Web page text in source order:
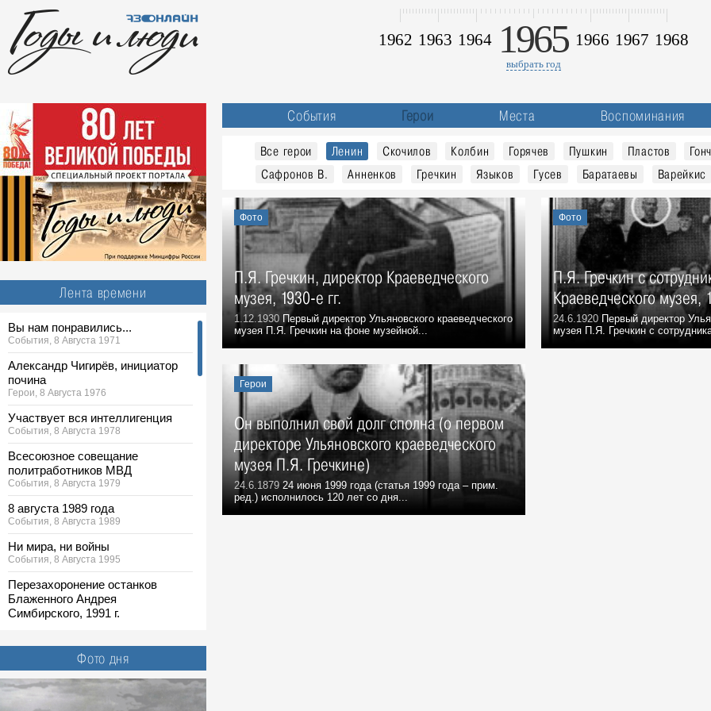
1965
1962 1963 1964 1966 1967 1968
выбрать год
Лента времени
Вы нам понравились...
События, 8 Августа 1971
Александр Чигирёв, инициатор
почина
Герои, 8 Августа 1976
Участвует вся интеллигенция
События, 8 Августа 1978
Всесоюзное совещание
политработников МВД
События, 8 Августа 1979
8 августа 1989 года
События, 8 Августа 1989
Ни мира, ни войны
События, 8 Августа 1995
Перезахоронение останков
Блаженного Андрея
Симбирского, 1991 г.
На стройке. Ульяновск, 1958 г.
Фото, 8 Августа 1958
Строится Ленинский мемориал,
конец 1960-х
Фото дня
События Герои Места Воспоминания
Все герои Ленин Скочилов Колбин Горячев Пушкин Пластов
Сафронов В.
Анненков Гречкин Языков Гусев Баратаевы Варейкис
Фото
П.Я. Гречкин, директор Краеведческого
музея, 1930-е гг.
1.12.1930 Первый директор Ульяновского краеведческого
музея П.Я. Гречкин на фоне музейной...
Фото
П.Я. Гречкин с
Краеведческого музея,
24.6.1920 Первый директор
музея П.Я. Гречкин с
Герои
Он выполнил свой долг сполна (о первом
директоре Ульяновского краеведческого
музея П.Я. Гречкине)
24.6.1879 24 июня 1999 года (статья 1999 года – прим.
ред.) исполнилось 120 лет со дня...